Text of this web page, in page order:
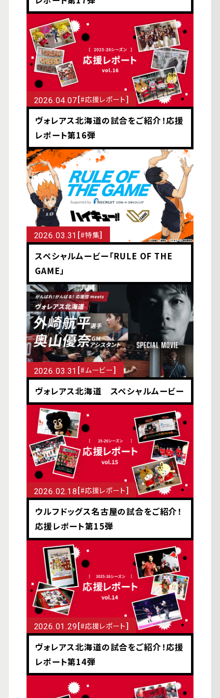
2026.04.07[#応援レポート]
ヴォレアス北海道の試合をご紹介！応援
レポート第16弾
2026.03.31 [#特集]
スペシャルムービー「RULE OF THE
GAME」
2026.03.31 [#ムービー]
ヴォレアス北海道 スペシャルムービー
2026.02.18[#応援レポート]
ウルフドッグス名古屋の試合をご紹介！
応援レポート第15弾
2026.01.29[#応援レポート]
ヴォレアス北海道の試合をご紹介！応援
レポート第14弾